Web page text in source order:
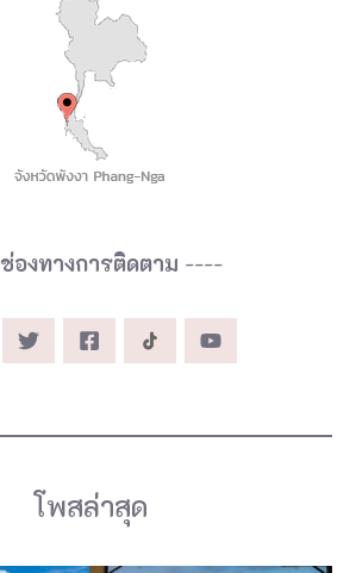
ช่องทางการติดตาม ----
โพสล่าสุด